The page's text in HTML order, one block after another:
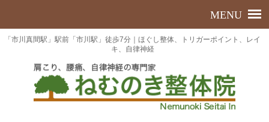
「市川真間駅」駅前「市川駅」徒歩7分｜ほぐし整体、トリガーポイント、レイ
キ、自律神経